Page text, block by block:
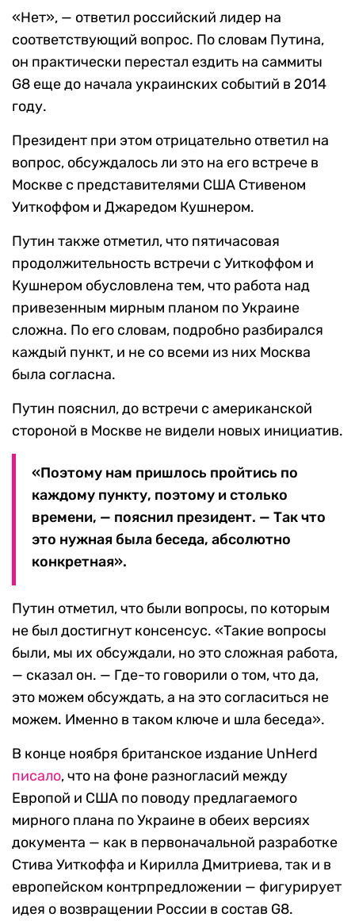
«Нет», — ответил российский лидер на
соответствующий вопрос. По словам Путина,
он практически перестал ездить на саммиты
G8 еще до начала украинских событий в 2014
году.
Президент при этом отрицательно ответил на
вопрос, обсуждалось ли это на его встрече в
Москве с представителями США Стивеном
Уиткоффом и Джаредом Кушнером.
Путин также отметил, что пятичасовая
продолжительность встречи с Уиткоффом и
Кушнером обусловлена тем, что работа над
привезенным мирным планом по Украине
сложна. По его словам, подробно разбирался
каждый пункт, и не со всеми из них Москва
была согласна.
Путин пояснил, до встречи с американской
стороной в Москве не видели новых инициатив.
«Поэтому нам пришлось пройтись по
каждому пункту, поэтому и столько
времени, — пояснил президент. — Так что
это нужная была беседа, абсолютно
конкретная».
Путин отметил, что были вопросы, по которым
не был достигнут консенсус. «Такие вопросы
были, мы их обсуждали, но это сложная работа,
— сказал он. — Где-то говорили о том, что да,
это можем обсуждать, а на это согласиться не
можем. Именно в таком ключе и шла беседа».
В конце ноября британское издание UnHerd
писало, что на фоне разногласий между
Европой и США по поводу предлагаемого
мирного плана по Украине в обеих версиях
документа — как в первоначальной разработке
Стива Уиткоффа и Кирилла Дмитриева, так и в
европейском контрпредложении — фигурирует
идея о возвращении России в состав G8.